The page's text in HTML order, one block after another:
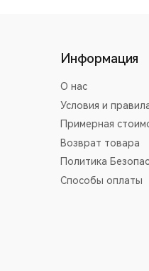
Информация
О нас
Условия и
Примерная
Возврат товара
Политика
Способы оплаты